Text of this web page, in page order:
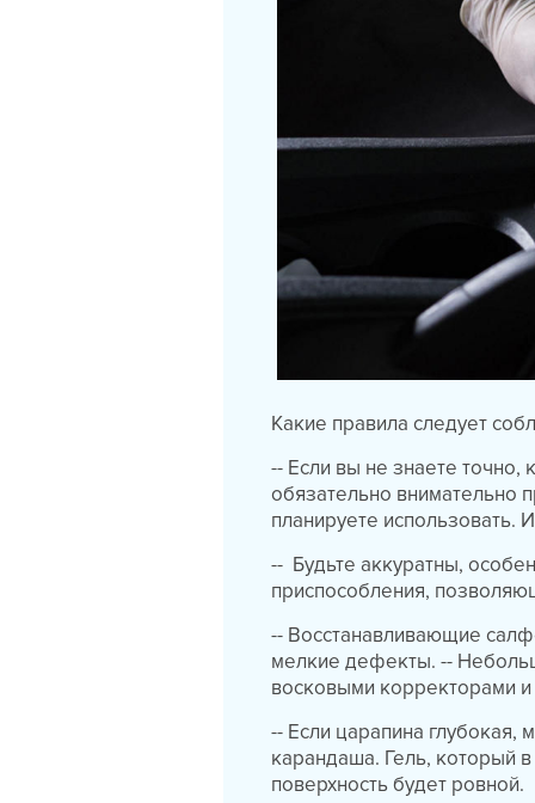
Какие правила следует
-- Если вы не знаете точно,
обязательно внимательно
планируете
-- Будьте аккуратны,
приспособления,
-- Восстанавливающие
мелкие дефекты. --
восковыми корректорами
-- Если царапина
карандаша. Гель, который
поверхность будет ровной.